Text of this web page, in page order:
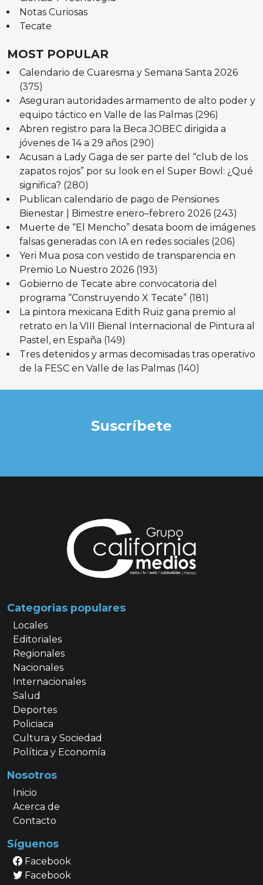
Notas Curiosas
Tecate
MOST POPULAR
Calendario de Cuaresma y Semana Santa 2026
(375)
Aseguran autoridades armamento de alto poder y
equipo táctico en Valle de las Palmas (296)
Abren registro para la Beca JOBEC dirigida a
jóvenes de 14 a 29 años (290)
Acusan a Lady Gaga de ser parte del “club de los
zapatos rojos” por su look en el Super Bowl: ¿Qué
significa? (280)
Publican calendario de pago de Pensiones
Bienestar | Bimestre enero–febrero 2026 (243)
Muerte de “El Mencho” desata boom de imágenes
falsas generadas con IA en redes sociales (206)
Yeri Mua posa con vestido de transparencia en
Premio Lo Nuestro 2026 (193)
Gobierno de Tecate abre convocatoria del
programa “Construyendo X Tecate” (181)
La pintora mexicana Edith Ruiz gana premio al
retrato en la VIII Bienal Internacional de Pintura al
Pastel, en España (149)
Tres detenidos y armas decomisadas tras operativo
de la FESC en Valle de las Palmas (140)
Suscríbete
Categorias populares
Locales
Editoriales
Regionales
Nacionales
Internacionales
Salud
Deportes
Policiaca
Cultura y Sociedad
Política y Economía
Nosotros
Inicio
Acerca de
Contacto
Síguenos
Facebook
Facebook